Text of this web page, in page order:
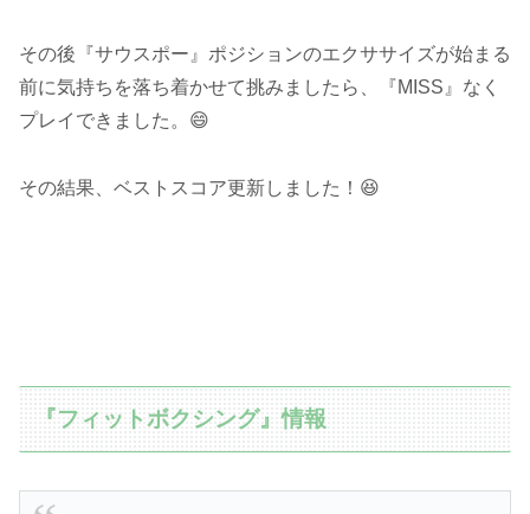
その後『サウスポー』ポジションのエクササイズが始まる
前に気持ちを落ち着かせて挑みましたら、『MISS』なく
プレイできました。😄
その結果、ベストスコア更新しました！😆
『フィットボクシング』情報